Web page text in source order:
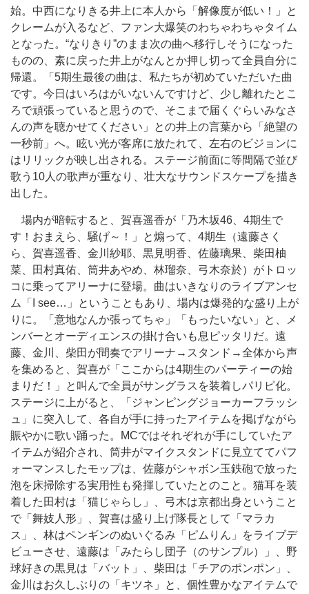
始。中西になりきる井上に本人から「解像度が低い！」と
クレームが入るなど、ファン大爆笑のわちゃわちゃタイム
となった。“なりきり”のまま次の曲へ移行しそうになった
ものの、素に戻った井上がなんとか押し切って全員自分に
帰還。「5期生最後の曲は、私たちが初めていただいた曲
です。今日はいろはがいないんですけど、少し離れたとこ
ろで頑張っていると思うので、そこまで届くぐらいみなさ
んの声を聴かせてください」との井上の言葉から「絶望の
一秒前」へ。眩い光が客席に放たれて、左右のビジョンに
はリリックが映し出される。ステージ前面に等間隔で並び
歌う10人の歌声が重なり、壮大なサウンドスケープを描き
出した。
場内が暗転すると、賀喜遥香が「乃木坂46、4期生で
す！おまえら、騒げ～！」と煽って、4期生（遠藤さく
ら、賀喜遥香、金川紗耶、黒見明香、佐藤璃果、柴田柚
菜、田村真佑、筒井あやめ、林瑠奈、弓木奈於）がトロッ
コに乗ってアリーナに登場。曲はいきなりのライブアンセ
ム「I see…」ということもあり、場内は爆発的な盛り上が
りに。「意地なんか張ってちゃ」「もったいない」と、メ
ンバーとオーディエンスの掛け合いも息ピッタリだ。遠
藤、金川、柴田が間奏でアリーナ→スタンド→全体から声
を集めると、賀喜が「ここからは4期生のパーティーの始
まりだ！」と叫んで全員がサングラスを装着しパリピ化。
ステージに上がると、「ジャンピングジョーカーフラッシ
ュ」に突入して、各自が手に持ったアイテムを掲げながら
賑やかに歌い踊った。MCではそれぞれが手にしていたア
イテムが紹介され、筒井がマイクスタンドに見立ててパフ
ォーマンスしたモップは、佐藤がシャボン玉鉄砲で放った
泡を床掃除する実用性も発揮していたとのこと。猫耳を装
着した田村は「猫じゃらし」、弓木は京都出身ということ
で「舞妓人形」、賀喜は盛り上げ隊長として「マラカ
ス」、林はペンギンのぬいぐるみ「ピムりん」をライブデ
ビューさせ、遠藤は「みたらし団子（のサンプル）」、野
球好きの黒見は「バット」、柴田は「チアのポンポン」、
金川はお久しぶりの「キツネ」と、個性豊かなアイテムで